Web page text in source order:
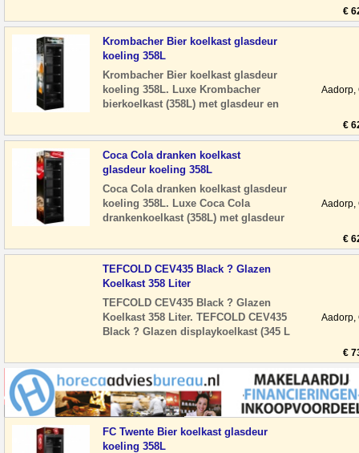
ideaal voo
€
Krombacher Bier koelkast glasdeur
koeling 358L
Krombacher Bier koelkast glasdeur
koeling 358L. Luxe Krombacher
bierkoelkast (358L) met glasdeur en
ideaal voo
Aadorp,
€
Coca Cola dranken koelkast
glasdeur koeling 358L
Coca Cola dranken koelkast glasdeur
koeling 358L. Luxe Coca Cola
drankenkoelkast (358L) met glasdeur
energiezuinig, ideaal
Aadorp,
€
TEFCOLD CEV435 Black ? Glazen
Koelkast 358 Liter
TEFCOLD CEV435 Black ? Glazen
Koelkast 358 Liter. TEFCOLD CEV435
Black ? Glazen displaykoelkast (345 L
een professio
Aadorp,
€
FC Twente Bier koelkast glasdeur
koeling 358L